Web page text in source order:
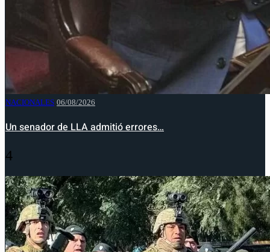
NACIONALES 06/08/2026
Un senador de LLA admitió errores…
4